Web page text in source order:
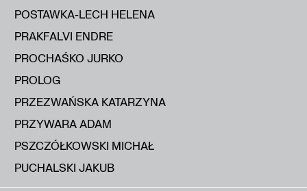
POSTAWKA-LECH HELENA
PRAKFALVI ENDRE
PROCHAŚKO JURKO
PROLOG
PRZEZWAŃSKA KATARZYNA
PRZYWARA ADAM
PSZCZÓŁKOWSKI MICHAŁ
PUCHALSKI JAKUB